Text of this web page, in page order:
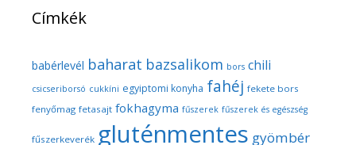
Címkék
babérlevél baharat bazsalikom bors chili
csicseriborsó cukkíni egyiptomi konyha fahéj fekete bors
fenyőmag fetasajt fokhagyma fűszerek fűszerek és egészség
fűszerkeverék gluténmentes gyömbér